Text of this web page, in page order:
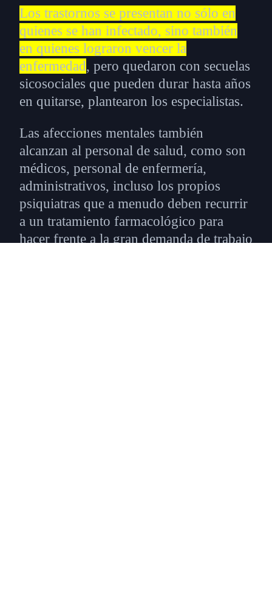
Los trastornos se presentan no sólo en
quienes se han infectado, sino también
en quienes lograron vencer la
enfermedad, pero quedaron con secuelas
sicosociales que pueden durar hasta años
en quitarse, plantearon los especialistas.
Las afecciones mentales también
alcanzan al personal de salud, como son
médicos, personal de enfermería,
administrativos, incluso los propios
psiquiatras que a menudo deben recurrir
a un tratamiento farmacológico para
hacer frente a la gran demanda de trabajo